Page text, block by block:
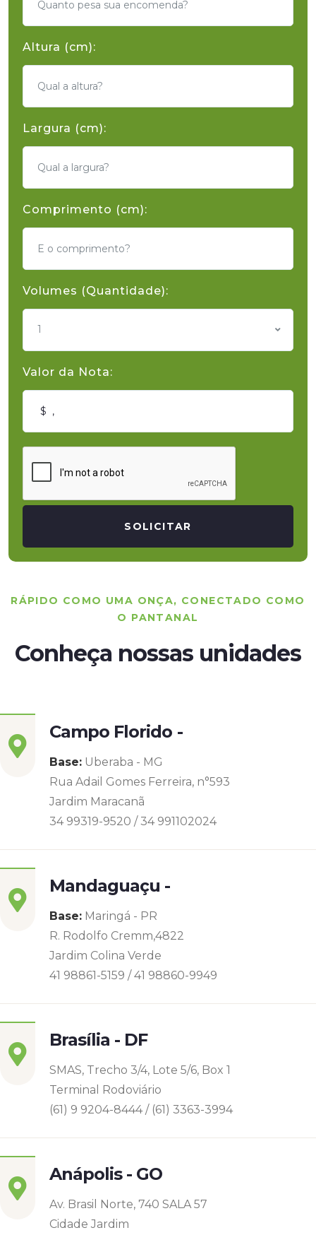
Altura (cm):
Largura (cm):
Comprimento (cm):
Volumes (Quantidade):
1
Valor da Nota:
SOLICITAR
RÁPIDO COMO UMA ONÇA, CONECTADO COMO
O PANTANAL
Conheça nossas unidades
Campo Florido -
Base: Uberaba - MG
Rua Adail Gomes Ferreira, n°593
Jardim Maracanã
34 99319-9520 / 34 991102024
Mandaguaçu -
Base: Maringá - PR
R. Rodolfo Cremm,4822
Jardim Colina Verde
41 98861-5159 / 41 98860-9949
Brasília - DF
SMAS, Trecho 3/4, Lote 5/6, Box 1
Terminal Rodoviário
(61) 9 9204-8444 / (61) 3363-3994
Anápolis - GO
Av. Brasil Norte, 740 SALA 57
Cidade Jardim